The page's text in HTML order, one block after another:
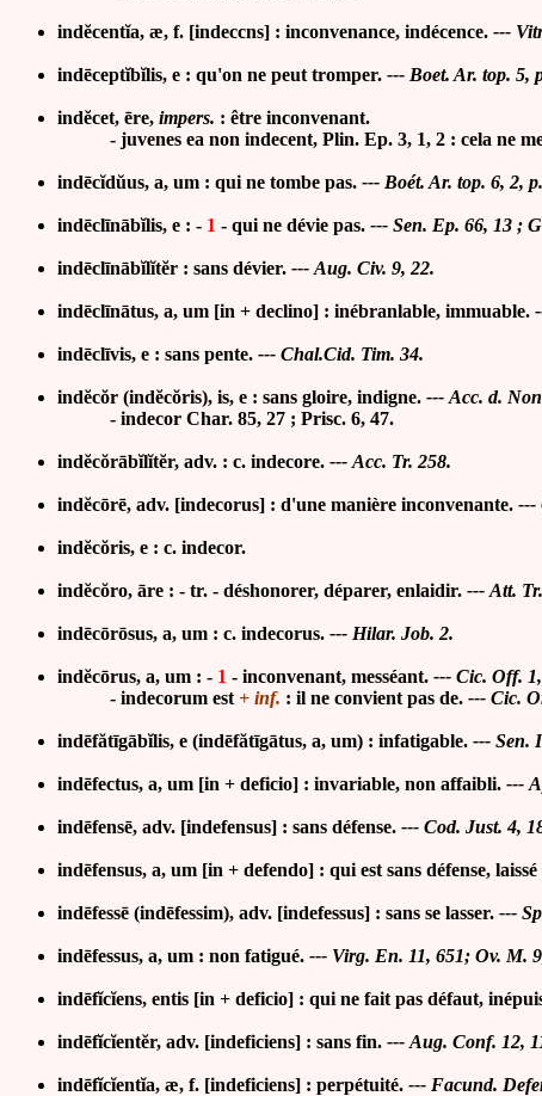
indĕcentĭa, æ, f. [indeccns] : inconvenance, indécence. ---
indēceptĭbĭlis, e : qu'on ne peut tromper. --- Boet. Ar. top. 5,
indĕcet, ēre, impers. : être inconvenant.
- juvenes ea non indecent, Plin. Ep. 3, 1, 2 : cela ne
indēcĭdŭus, a, um : qui ne tombe pas. --- Boét. Ar. top. 6, 2,
indēclīnābĭlis, e : - 1 - qui ne dévie pas. --- Sen. Ep. 66, 13 ;
indēclīnābĭlĭtĕr : sans dévier. --- Aug. Civ. 9, 22.
indēclīnātus, a, um [in + declino] : inébranlable, immuable.
indēclīvis, e : sans pente. --- Chal.Cid. Tim. 34.
indĕcŏr (indĕcŏris), is, e : sans gloire, indigne. --- Acc. d.
- indecor Char. 85, 27 ; Prisc. 6, 47.
indĕcŏrābĭlĭtĕr, adv. : c. indecore. --- Acc. Tr. 258.
indĕcōrē, adv. [indecorus] : d'une manière inconvenante. ---
indĕcŏris, e : c. indecor.
indĕcŏro, āre : - tr. - déshonorer, déparer, enlaidir. --- Att.
indēcōrōsus, a, um : c. indecorus. --- Hilar. Job. 2.
indĕcōrus, a, um : - 1 - inconvenant, messéant. --- Cic. Off.
- indecorum est + inf. : il ne convient pas de. --- Cic.
indēfătīgābĭlis, e (indēfătīgātus, a, um) : infatigable. --- Sen.
indēfectus, a, um [in + deficio] : invariable, non affaibli. ---
indēfensē, adv. [indefensus] : sans défense. --- Cod. Just. 4,
indēfensus, a, um [in + defendo] : qui est sans défense,
indēfessē (indēfessim), adv. [indefessus] : sans se lasser. ---
indēfessus, a, um : non fatigué. --- Virg. En. 11, 651; Ov. M.
indēfĭcĭens, entis [in + deficio] : qui ne fait pas défaut,
indēfĭcĭentĕr, adv. [indeficiens] : sans fin. --- Aug. Conf. 12,
indēfĭcĭentĭa, æ, f. [indeficiens] : perpétuité. --- Facund.